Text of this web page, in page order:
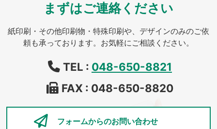
まずはご連絡ください
紙印刷・その他印刷物・特殊印刷や、デザインのみのご依
頼も承っております。お気軽にご相談ください。
TEL : 048-650-8821
FAX : 048-650-8820
フォームからのお問い合わせ